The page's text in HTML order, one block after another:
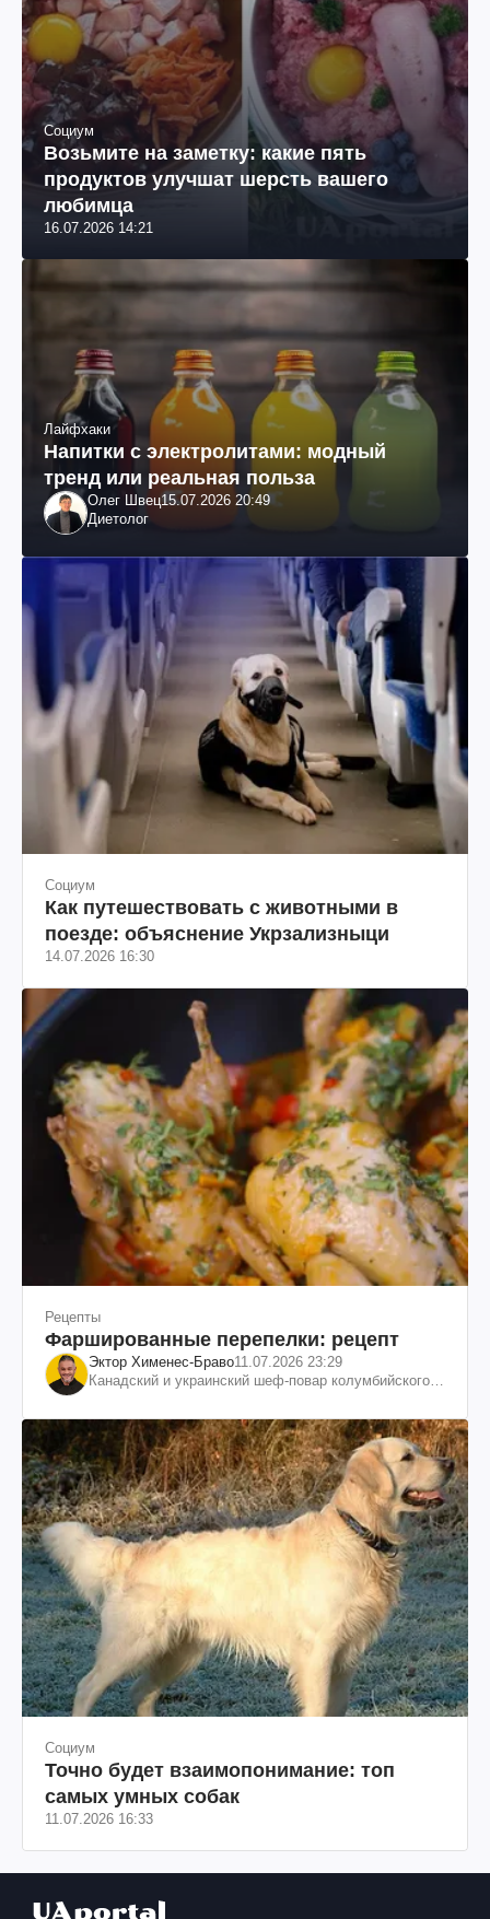
Социум
Возьмите на заметку: какие пять
продуктов улучшат шерсть вашего
любимца
16.07.2026 14:21
Лайфхаки
Напитки с электролитами: модный
тренд или реальная польза
Олег Швец15.07.2026 20:49
Диетолог
Социум
Как путешествовать с животными в
поезде: объяснение Укрзализныци
14.07.2026 16:30
Рецепты
Фаршированные перепелки: рецепт
Эктор Хименес-Браво11.07.2026 23:29
Канадский и украинский шеф-повар колумбийского
Социум
Точно будет взаимопонимание: топ
самых умных собак
11.07.2026 16:33